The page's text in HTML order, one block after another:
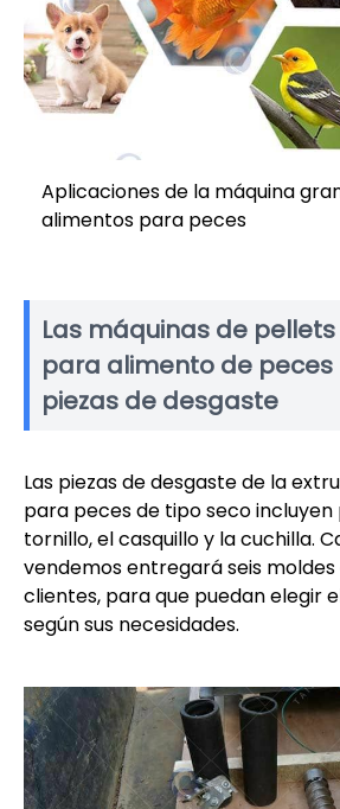
Aplicaciones de la máquina
alimentos para peces
Las máquinas de
para alimento de peces
piezas de desgaste
Las piezas de desgaste de la
para peces de tipo seco
tornillo, el casquillo y la cuchilla.
vendemos entregará seis
clientes, para que puedan elegir
según sus necesidades.